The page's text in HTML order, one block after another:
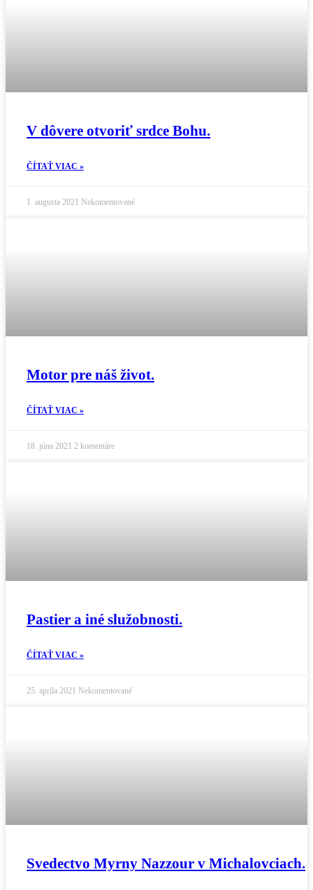
V dôvere otvoriť srdce Bohu.
ČÍTAŤ VIAC »
1. augusta 2021 Nekomentované
Motor pre náš život.
ČÍTAŤ VIAC »
18. júna 2021 2 komentáre
Pastier a iné služobnosti.
ČÍTAŤ VIAC »
25. apríla 2021 Nekomentované
Svedectvo Myrny Nazzour v Michalovciach.